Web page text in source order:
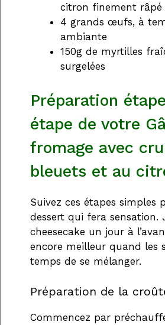
citron finement râpé
4 grands œufs, à
ambiante
150g de myrtilles
surgelées
Préparation
étape de votre
fromage avec
bleuets et au
Suivez ces étapes simples
dessert qui fera sensation.
cheesecake un jour à
encore meilleur quand les
temps de se mélanger.
Préparation de la
Commencez par